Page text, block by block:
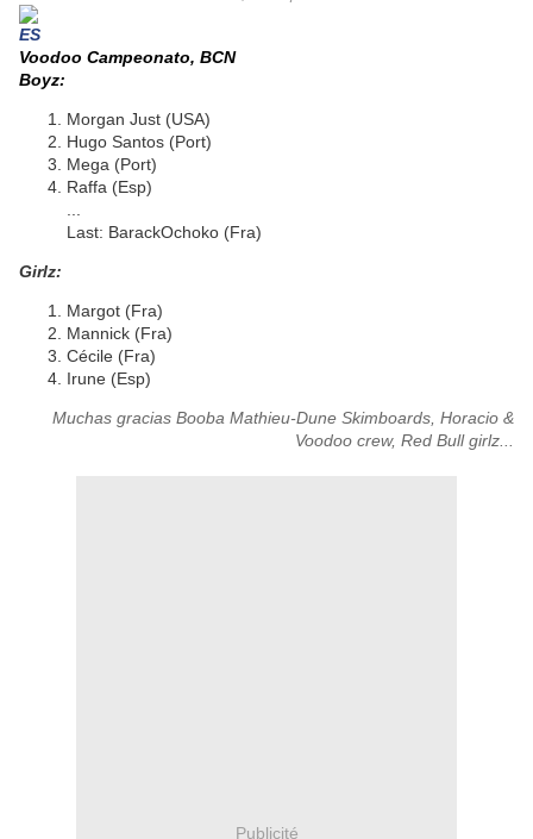
Voodoo Campeonato, BCN
Boyz:
Morgan Just (USA)
Hugo Santos (Port)
Mega (Port)
Raffa (Esp)
Last: BarackOchoko (Fra)
Girlz:
Margot (Fra)
Mannick (Fra)
Cécile (Fra)
Irune (Esp)
Muchas gracias Booba Mathieu-Dune Skimboards, Horacio &
Voodoo crew, Red Bull girlz...
Publicité